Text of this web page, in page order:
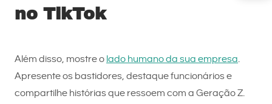
no TikTok
Além disso, mostre o lado humano da sua empresa.
Apresente os bastidores, destaque funcionários e
compartilhe histórias que ressoem com a Geração Z.